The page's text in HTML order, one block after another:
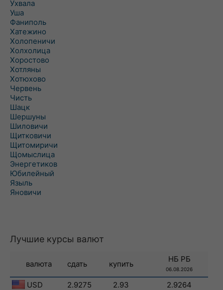
Ухвала
Уша
Фаниполь
Хатежино
Холопеничи
Холхолица
Хоростово
Хотляны
Хотюхово
Червень
Чисть
Шацк
Шершуны
Шиловичи
Щитковичи
Щитомиричи
Щомыслица
Энергетиков
Юбилейный
Языль
Яновичи
Лучшие курсы валют
валюта сдать купить
НБ РБ
06.08.2026
USD 2.9275 2.93
2.9264